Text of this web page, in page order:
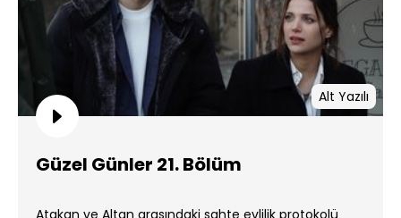
Alt Yazılı
Güzel Günler 21. Bölüm
Atakan ve Altan arasındaki sahte evlilik protokolü